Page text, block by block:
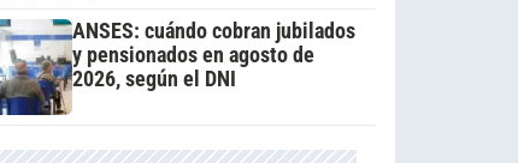
ANSES: cuándo cobran jubilados
y pensionados en agosto de
2026, según el DNI